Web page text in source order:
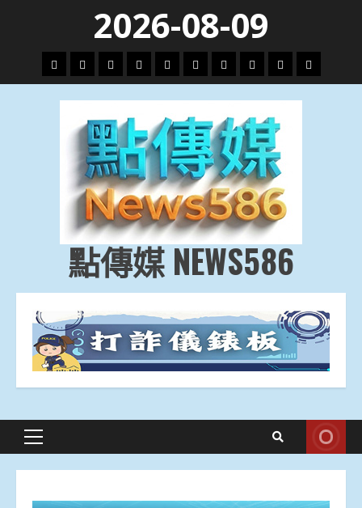
content
2026-08-09
頭
條
財
經
地
方.
會
文
教.
技
專
題
娛
樂
劇
政
治
國
際
運
動
生
活
點傳媒 NEWS586
Primary